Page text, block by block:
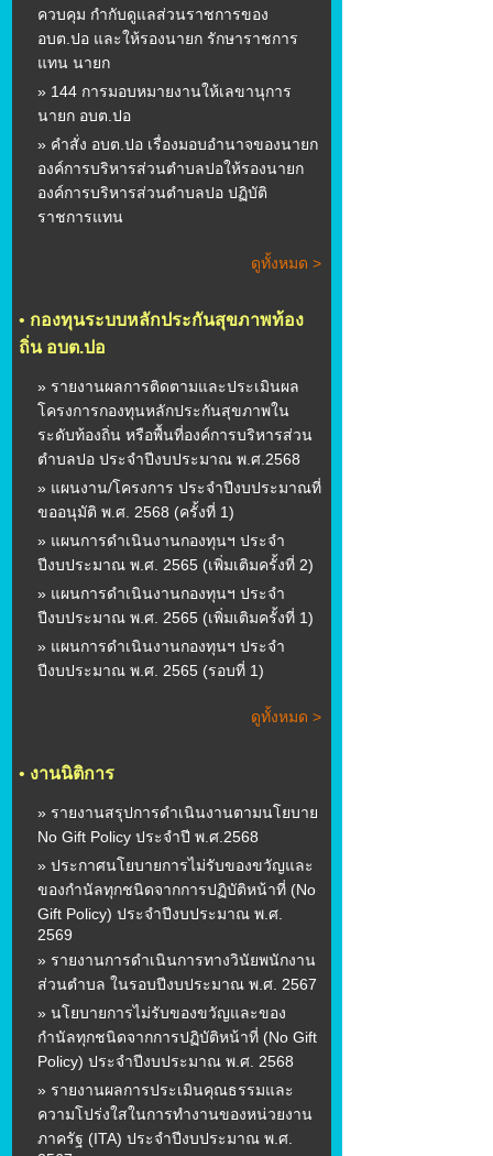
ควบคุม กำกับดูแลส่วนราชการของ
อบต.ปอ และให้รองนายก รักษาราชการ
แทน นายก
» 144 การมอบหมายงานให้เลขานุการ
นายก อบต.ปอ
» คำสั่ง อบต.ปอ เรื่องมอบอำนาจของนายก
องค์การบริหารส่วนตำบลปอให้รองนายก
องค์การบริหารส่วนตำบลปอ ปฏิบัติ
ราชการแทน
ดูทั้งหมด >
• กองทุนระบบหลักประกันสุขภาพท้อง
ถิ่น อบต.ปอ
» รายงานผลการติดตามและประเมินผล
โครงการกองทุนหลักประกันสุขภาพใน
ระดับท้องถิ่น หรือพื้นที่องค์การบริหารส่วน
ตำบลปอ ประจำปีงบประมาณ พ.ศ.2568
» แผนงาน/โครงการ ประจำปีงบประมาณที่
ขออนุมัติ พ.ศ. 2568 (ครั้งที่ 1)
» แผนการดำเนินงานกองทุนฯ ประจำ
ปีงบประมาณ พ.ศ. 2565 (เพิ่มเติมครั้งที่ 2)
» แผนการดำเนินงานกองทุนฯ ประจำ
ปีงบประมาณ พ.ศ. 2565 (เพิ่มเติมครั้งที่ 1)
» แผนการดำเนินงานกองทุนฯ ประจำ
ปีงบประมาณ พ.ศ. 2565 (รอบที่ 1)
ดูทั้งหมด >
• งานนิติการ
» รายงานสรุปการดำเนินงานตามนโยบาย
No Gift Policy ประจำปี พ.ศ.2568
» ประกาศนโยบายการไม่รับของขวัญและ
ของกำนัลทุกชนิดจากการปฏิบัติหน้าที่ (No
Gift Policy) ประจำปีงบประมาณ พ.ศ.
2569
» รายงานการดำเนินการทางวินัยพนักงาน
ส่วนตำบล ในรอบปีงบประมาณ พ.ศ. 2567
» นโยบายการไม่รับของขวัญและของ
กำนัลทุกชนิดจากการปฏิบัติหน้าที่ (No Gift
Policy) ประจำปีงบประมาณ พ.ศ. 2568
» รายงานผลการประเมินคุณธรรมและ
ความโปร่งใสในการทำงานของหน่วยงาน
ภาครัฐ (ITA) ประจำปีงบประมาณ พ.ศ.